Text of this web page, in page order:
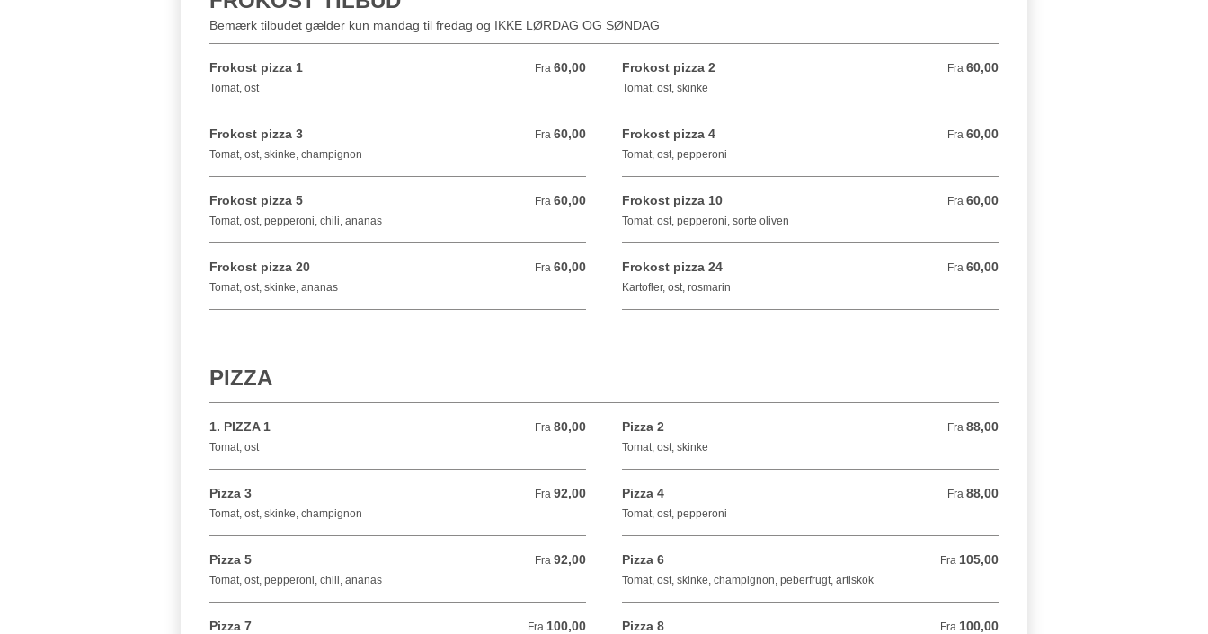
Bemærk tilbudet gælder kun mandag til fredag og IKKE LØRDAG OG SØNDAG
Frokost pizza 1 Fra 60,00
Fra 60,00 DKK
Tomat, ost
Frokost pizza 2 Fra 60,00
Fra 60,00 DKK
Tomat, ost, skinke
Frokost pizza 3 Fra 60,00
Fra 60,00 DKK
Tomat, ost, skinke, champignon
Frokost pizza 4 Fra 60,00
Fra 60,00 DKK
Tomat, ost, pepperoni
Frokost pizza 5 Fra 60,00
Fra 60,00 DKK
Tomat, ost, pepperoni, chili, ananas
Frokost pizza 10 Fra 60,00
Fra 60,00 DKK
Tomat, ost, pepperoni, sorte oliven
Frokost pizza 20 Fra 60,00
Fra 60,00 DKK
Tomat, ost, skinke, ananas
Frokost pizza 24 Fra 60,00
Fra 60,00 DKK
Kartofler, ost, rosmarin
PIZZA
1. PIZZA 1 Fra 80,00
Fra 80,00 DKK
Tomat, ost
Pizza 2 Fra 88,00
Fra 88,00 DKK
Tomat, ost, skinke
Pizza 3 Fra 92,00
Fra 92,00 DKK
Tomat, ost, skinke, champignon
Pizza 4 Fra 88,00
Fra 88,00 DKK
Tomat, ost, pepperoni
Pizza 5 Fra 92,00
Fra 92,00 DKK
Tomat, ost, pepperoni, chili, ananas
Pizza 6 Fra 105,00
Fra 105,00 DKK
Tomat, ost, skinke, champignon, peberfrugt, artiskok
Pizza 7 Fra 100,00
Fra 100,00 DKK
Pizza 8 Fra 100,00
Fra 100,00 DKK